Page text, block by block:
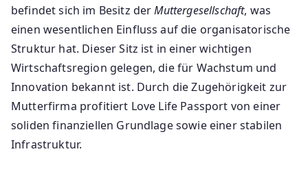
befindet sich im Besitz derMuttergesellschaft, was
einen wesentlichen Einfluss auf die organisatorische
Struktur hat. Dieser Sitz ist in einer wichtigen
Wirtschaftsregion gelegen, die für Wachstum und
Innovation bekannt ist. Durch die Zugehörigkeit zur
Mutterfirma profitiert Love Life Passport von einer
soliden finanziellen Grundlage sowie einer stabilen
Infrastruktur.